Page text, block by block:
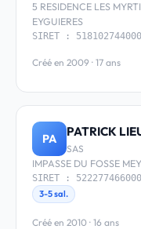
5 RESIDENCE LES
EYGUIERES
SIRET :
Créé en 2009 · 17 ans
PA PATRICK
SAS
IMPASSE DU FOSSE
SIRET :
3-5 sal.
Créé en 2010 · 16 ans